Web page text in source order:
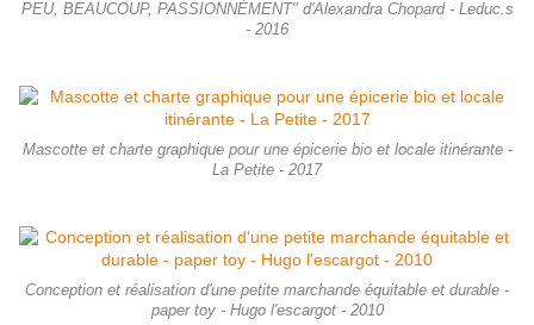
PEU, BEAUCOUP, PASSIONNÉMENT" d'Alexandra Chopard - Leduc.s
- 2016
Mascotte et charte graphique pour une épicerie bio et locale itinérante -
La Petite - 2017
Conception et réalisation d'une petite marchande équitable et durable -
paper toy - Hugo l'escargot - 2010